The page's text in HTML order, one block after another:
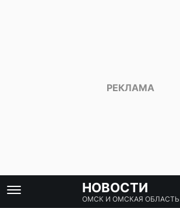
НОВОСТИ
ОМСК И ОМСКАЯ ОБЛАСТЬ